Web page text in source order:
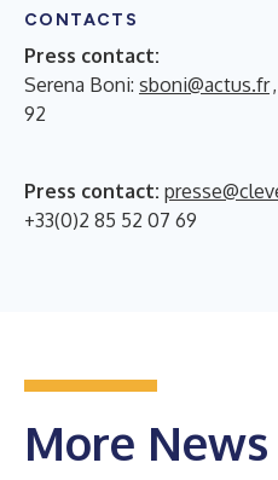
CONTACTS
Press contact:
Serena Boni: sboni@actus.fr
92
Press contact:
+33(0)2 85 52 07 69
More